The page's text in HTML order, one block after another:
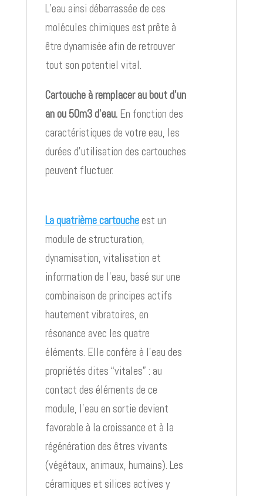
L’eau ainsi débarrassée de ces
molécules chimiques est prête à
être dynamisée afin de retrouver
tout son potentiel vital.
Cartouche à remplacer au bout d'un
an ou 50m3 d’eau. En fonction des
caractéristiques de votre eau, les
durées d’utilisation des cartouches
peuvent fluctuer.
La quatrième cartoucheest un
module de structuration,
dynamisation, vitalisation et
information de l’eau, basé sur une
combinaison de principes actifs
hautement vibratoires, en
résonance avec les quatre
éléments. Elle confère à l’eau des
propriétés dites “vitales” : au
contact des éléments de ce
module, l’eau en sortie devient
favorable à la croissance et à la
régénération des êtres vivants
(végétaux, animaux, humains). Les
céramiques et silices actives y